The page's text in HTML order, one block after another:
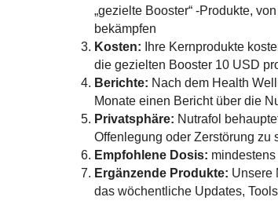
„gezielte Booster“ -Produkte,
bekämpfen
Kosten: Ihre Kernprodukte
die gezielten Booster 10 USD
Berichte: Nach dem Health
Monate einen Bericht über die
Privatsphäre: Nutrafol
Offenlegung oder Zerstörung zu
Empfohlene Dosis: mindestens
Ergänzende Produkte: Unsere
das wöchentliche Updates,